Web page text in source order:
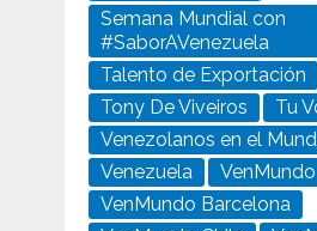
Semana Mundial con
#SaborAVenezuela
Talento de Exportación
Tony De Viveiros
Tu
Venezolanos en el
Venezuela
VenMundo
VenMundo Barcelona